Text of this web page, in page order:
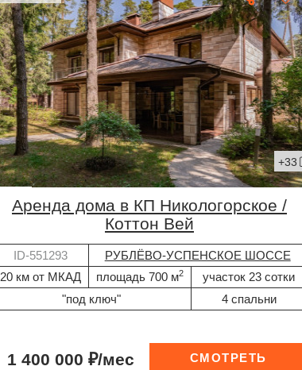
+33
Аренда дома в КП Никологорское /
Коттон Вей
ID-551293
РУБЛЁВО-УСПЕНСКОЕ ШОССЕ
20 км от МКАД
площадь 700 м2
участок 23 сотки
"под ключ"
4 спальни
1 400 000 ₽/мес